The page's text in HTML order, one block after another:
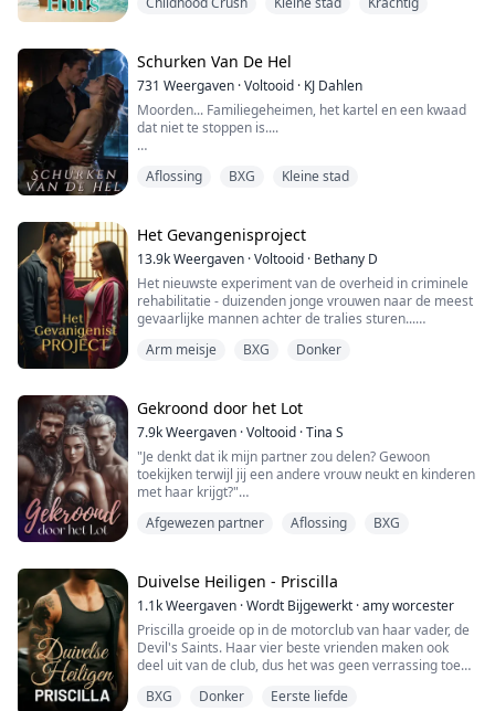
alle worstelingen die hij in zijn eentje had
Serena Ellison was nog maar een kind toen de broer
van haar beste vriendin en haar jeugdliefde zonder een
...
Schurken Van De Hel
731 Weergaven ·Voltooid · KJ Dahlen
Moorden... Familiegeheimen, het kartel en een kwaad
dat niet te stoppen is....
gerechtigheid te zoeken voor vermoorde slachtoffers
en ja, hij is net zo groot en gevaarlijk als hij klinkt.
Ondanks zijn duidelijke aantrekkingskracht tot haar...
Aflossing BXG Kleine stad
Het Gevangenisproject
13.9kWeergaven ·Voltooid · Bethany D
Het nieuwste experiment van de overheid in criminele
rehabilitatie - duizenden jonge vrouwen naar de meest
gevaarlijke mannen achter de tralies sturen...
Kan liefde het onbereikbare temmen? Of zal het alleen
Net van de middelbare school en verstikkend in haar
uitzichtloze geboortestad, verlangt Margot naar haar
ontsnapping. H...
Arm meisje BXG Donker
Gekroond door het Lot
7.9kWeergaven ·Voltooid ·Tina S
"Je denkt dat ik mijn partner zou delen? Gewoon
toekijken terwijl jij een andere vrouw neukt en kinderen
met haar krijgt?"
Zodra ze zwanger is, raak ik haar niet meer aan." De
"Je bent ongelofelijk. Ik accepteer liever je afwijzing dan
zo te leven."
——
Als een meisje...
Afgewezen partner Aflossing BXG
Duivelse Heiligen - Priscilla
1.1kWeergaven ·Wordt Bijgewerkt ·amy worcester
Priscilla groeide op in de motorclub van haar vader, de
Devil's Saints. Haar vier beste vrienden maken ook
deel uit van de club, dus het was geen verrassing toen
Met bijna vier jaar verschil tussen hen, stelde haar
BXG Donker Eerste liefde